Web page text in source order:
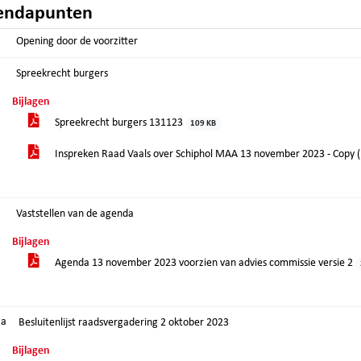
Opening door de voorzitter
Spreekrecht burgers
Bijlagen
Spreekrecht burgers 131123
109 KB
Inspreken Raad Vaals over Schiphol MAA 13 november 2023 - Copy
Vaststellen van de agenda
Bijlagen
Agenda 13 november 2023 voorzien van advies commissie versie 2
Besluitenlijst raadsvergadering 2 oktober 2023
Bijlagen